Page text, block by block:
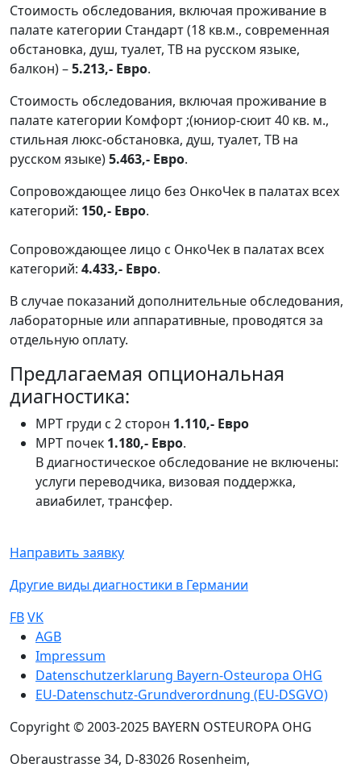
Стоимость обследования, включая проживание в
палате категории Стандарт(18 кв.м., современная
обстановка, душ, туалет, ТВ на русском языке,
балкон) –5.213,- Евро.
Стоимость обследования, включая проживание в
палате категории Комфорт ;(юниор-сюит 40 кв. м.,
стильная люкс-обстановка, душ, туалет, ТВ на
русском языке)5.463,- Евро.
Сопровождающее лицо без ОнкоЧек в палатах всех
категорий: 150,- Евро.
Сопровождающее лицо с ОнкоЧек в палатах всех
категорий: 4.433,- Евро.
В случае показаний дополнительные обследования,
лабораторные или аппаративные, проводятся за
отдельную оплату.
Предлагаемая опциональная
диагностика:
МРТ груди с 2 сторон 1.110,- Евро
МРТ почек 1.180,- Евро.
В диагностическое обследование не включены:
услуги переводчика, визовая поддержка,
авиабилет, трансфер.
Направить заявку
Другие виды диагностики в Германии
FBVK
Sub footer
AGB
Impressum
Datenschutzerklarung Bayern-Osteuropa OHG
EU-Datenschutz-Grundverordnung (EU-DSGVO)
Copyright © 2003-2025 BAYERN OSTEUROPA OHG
Oberaustrasse 34, D-83026 Rosenheim,